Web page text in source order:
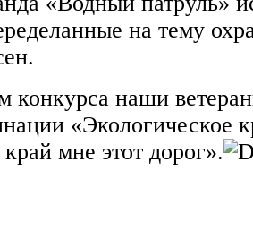
на тему
конкурса наши
«Экологическое
мне этот дорог».